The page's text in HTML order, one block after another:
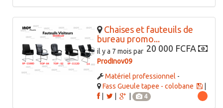
Chaises et fauteuils de
bureau promo...
20 000 FCFA
il y a 7 mois par
ProdInov09
Matériel professionnel -
Fass Gueule tapee - colobane
4